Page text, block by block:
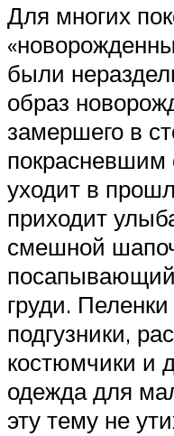
Для многих
были
образ
замершего в
покрасневшим
уходит в
приходит
смешной
груди.
подгузники,
костюмчики и
одежда для
эту тему не